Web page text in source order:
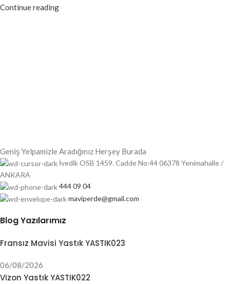
Continue reading
Geniş Yelpamizle Aradığınız Herşey Burada
İvedik OSB 1459. Cadde No:44 06378 Yenimahalle /
ANKARA
444 09 04
maviperde@gmail.com
Blog Yazılarımız
Fransız Mavisi Yastık YASTIK023
06/08/2026
Vizon Yastık YASTIK022